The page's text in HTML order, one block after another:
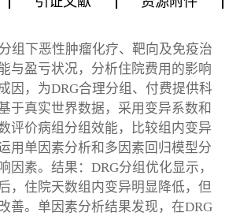
组下恶性肿瘤化疗、靶向及免疫治
与盈亏状况，分析住院费用的影响
因，为DRG合理分组、付费提供科
于真实世界数据，采用变异系数和
评价病组分组效能，比较组内变异
用单因素分析和多因素回归模型分
因素。结果：DRG分组优化显示，
，住院天数组内变异明显降低，但
善。单因素分析结果发现，在DRG